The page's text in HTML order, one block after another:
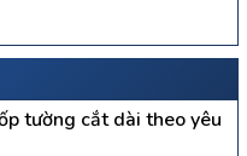
tường cắt dài theo yêu